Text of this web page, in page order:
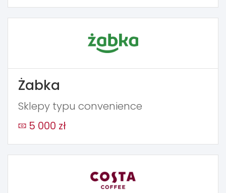
Żabka
Sklepy typu convenience
5 000 zł